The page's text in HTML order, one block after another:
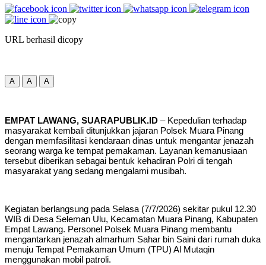
URL berhasil dicopy
A A A
EMPAT LAWANG, SUARAPUBLIK.ID – Kepedulian terhadap
masyarakat kembali ditunjukkan jajaran Polsek Muara Pinang
dengan memfasilitasi kendaraan dinas untuk mengantar jenazah
seorang warga ke tempat pemakaman. Layanan kemanusiaan
tersebut diberikan sebagai bentuk kehadiran Polri di tengah
masyarakat yang sedang mengalami musibah.
Kegiatan berlangsung pada Selasa (7/7/2026) sekitar pukul 12.30
WIB di Desa Seleman Ulu, Kecamatan Muara Pinang, Kabupaten
Empat Lawang. Personel Polsek Muara Pinang membantu
mengantarkan jenazah almarhum Sahar bin Saini dari rumah duka
menuju Tempat Pemakaman Umum (TPU) Al Mutaqin
menggunakan mobil patroli.